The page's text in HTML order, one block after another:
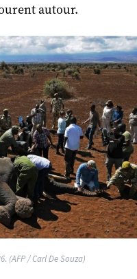
autour.
(AFP / Carl De Souza)